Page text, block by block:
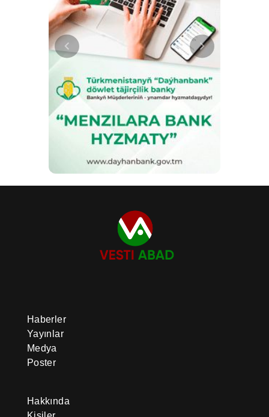
Haberler
Yayınlar
Medya
Poster
Hakkında